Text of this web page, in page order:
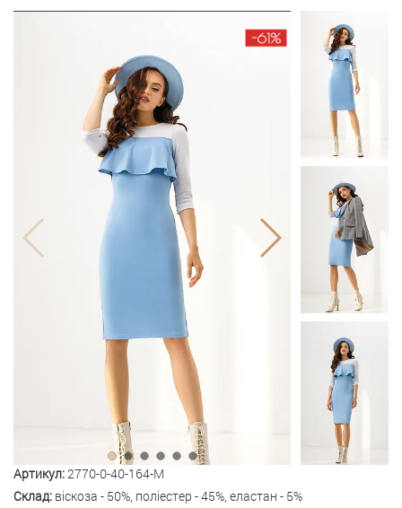
Артикул:2770-0-40-164-M
Склад: віскоза - 50%, поліестер - 45%, еластан - 5%